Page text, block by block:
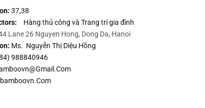
37,38
Hàng thủ công và Trang trí gia đình
Lane 26 Nguyen Hong, Dong Da, Hanoi
Ms. Nguyễn Thị Diệu Hồng
988840946